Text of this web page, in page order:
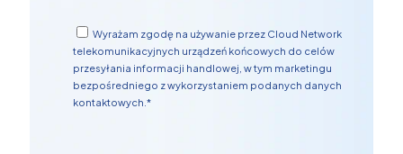
Wyrażam zgodę na używanie przez Cloud Network
telekomunikacyjnych urządzeń końcowych do celów
przesyłania informacji handlowej, w tym marketingu
bezpośredniego z wykorzystaniem podanych danych
kontaktowych.*